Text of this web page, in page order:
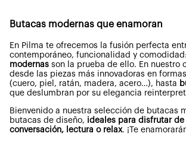
Butacas modernas que enamoran
En Pilma te ofrecemos la fusión perfecta
contemporáneo, funcionalidad y
modernasson la prueba de ello. En nuestro
desde las piezas más innovadoras en
(cuero, piel, ratán, madera, acero…), hasta
que deslumbran por su elegancia
Bienvenido a nuestra selección de butacas
butacas de diseño, ideales para disfrutar
conversación, lectura o relax. ¡Te